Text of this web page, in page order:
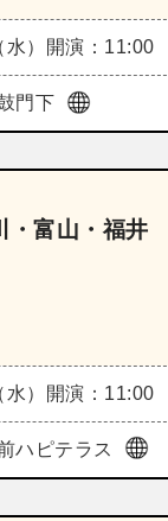
） 開演：11:00
門下
・富山・福
） 開演：11:00
ハピテラス